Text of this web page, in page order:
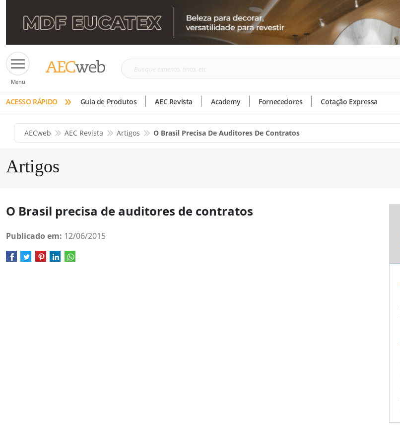
Menu
Busque
tinta,
etc
ACESSO RÁPIDO » Guia de Produtos AEC Revista Academy Fornecedores Cotação Expressa
AECweb AEC Revista Artigos O Brasil Precisa De Auditores De Contratos
Artigos
O Brasil precisa de auditores de contratos
Publicado em: 12/06/2015